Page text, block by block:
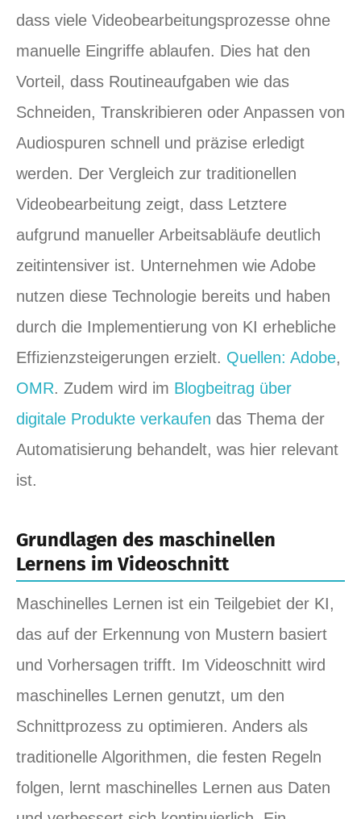
dass viele Videobearbeitungsprozesse ohne
manuelle Eingriffe ablaufen. Dies hat den
Vorteil, dass Routineaufgaben wie das
Schneiden, Transkribieren oder Anpassen von
Audiospuren schnell und präzise erledigt
werden. Der Vergleich zur traditionellen
Videobearbeitung zeigt, dass Letztere
aufgrund manueller Arbeitsabläufe deutlich
zeitintensiver ist. Unternehmen wie Adobe
nutzen diese Technologie bereits und haben
durch die Implementierung von KI erhebliche
Effizienzsteigerungen erzielt. Quellen: Adobe,
OMR. Zudem wird im Blogbeitrag über
digitale Produkte verkaufen das Thema der
Automatisierung behandelt, was hier relevant
ist.
Grundlagen des maschinellen
Lernens im Videoschnitt
Maschinelles Lernen ist ein Teilgebiet der KI,
das auf der Erkennung von Mustern basiert
und Vorhersagen trifft. Im Videoschnitt wird
maschinelles Lernen genutzt, um den
Schnittprozess zu optimieren. Anders als
traditionelle Algorithmen, die festen Regeln
folgen, lernt maschinelles Lernen aus Daten